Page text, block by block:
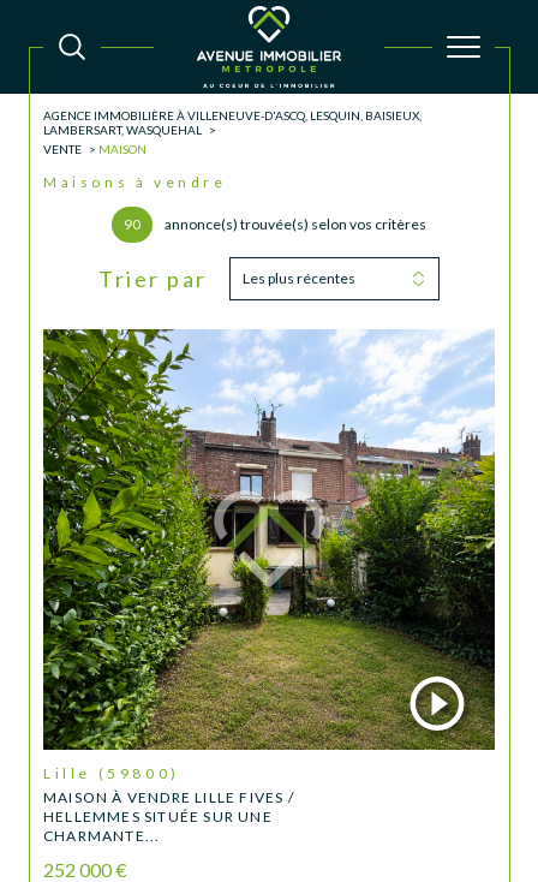
AGENCE IMMOBILIÈRE À VILLENEUVE-D'ASCQ, LESQUIN, BAISIEUX,
LAMBERSART, WASQUEHAL
VENTE
MAISON
Maisons à vendre
90 annonce(s) trouvée(s) selon vos critères
Trier par Les plus récentes
Lille (59800)
MAISON À VENDRE LILLE FIVES /
HELLEMMES SITUÉE SUR UNE
CHARMANTE...
252 000 €